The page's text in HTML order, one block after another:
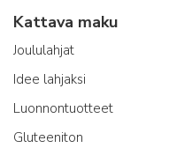
Kattava maku
Joululahjat
Idee lahjaksi
Luonnontuotteet
Gluteeniton